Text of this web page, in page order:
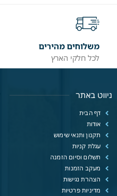
משלוחים מהירים
לכל חלקי הארץ
ניווט באתר
דף הבית
אודות
תקנון ותנאי שימוש
עגלת קניות
תשלום וסיום הזמנה
מעקב הזמנות
הצהרת נגישות
מדיניות פרטיות